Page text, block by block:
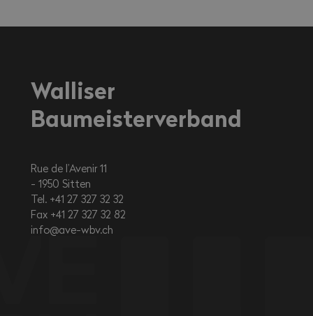
Walliser
Baumeisterverband
Rue de l’Avenir 11
1950 Sitten
Tel. +41 27 327 32 32
Fax +41 27 327 32 82
info@ave-wbv.ch